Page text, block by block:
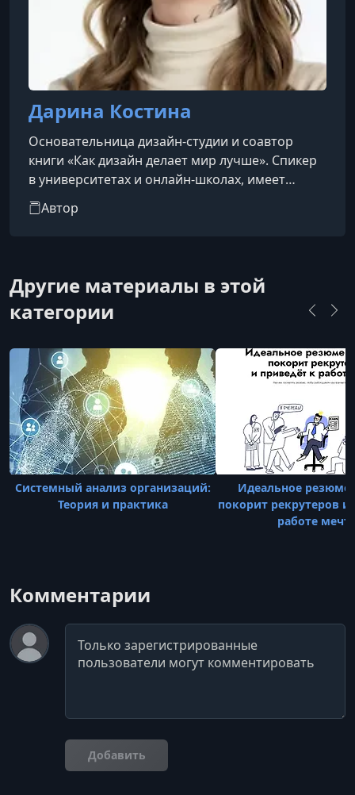
Дарина Костина
Основательница дизайн-студии и соавтор
книги «Как дизайн делает мир лучше». Спикер
в университетах и онлайн-школах, имеет
профильное высшее образование и более
девяти лет опыта в сфере дизайна.
Автор
Другие материалы в этой
категории
Системный анализ организаций:
Теория и практика
Идеальное резюме
покорит рекрутеров и
работе
Комментарии
Комментарий
Добавить